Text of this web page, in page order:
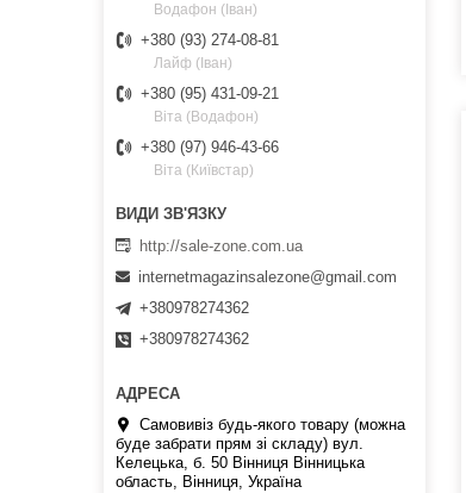
Водафон (Іван)
+380 (93) 274-08-81
Лайф (Іван)
+380 (95) 431-09-21
Віта (Водафон)
+380 (97) 946-43-66
Віта (Київстар)
http://sale-zone.com.ua
internetmagazinsalezone@gmail.com
+380978274362
+380978274362
Самовивіз будь-якого товару (можна
буде забрати прям зі складу) вул.
Келецька, б. 50 Вінниця Вінницька
область, Вінниця, Україна